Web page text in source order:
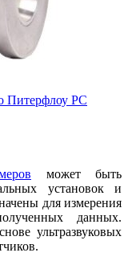
Питерфлоу РС
может быть
установок и
для измерения
данных.
ультразвуковых